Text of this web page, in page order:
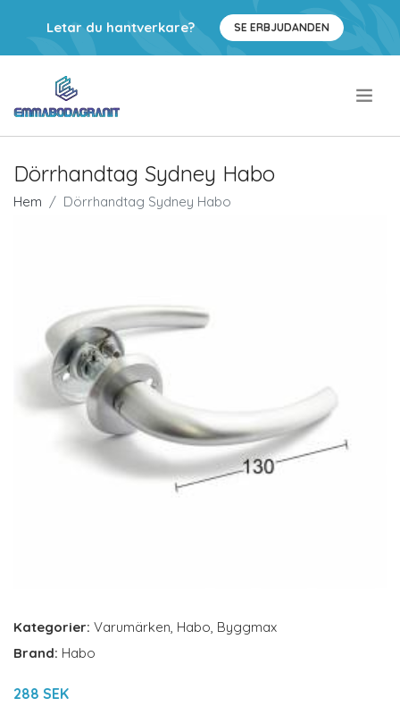
Letar du hantverkare? SE ERBJUDANDEN
Dörrhandtag Sydney Habo
Hem Dörrhandtag Sydney Habo
Kategorier: Varumärken, Habo, Byggmax
Brand: Habo
288 SEK